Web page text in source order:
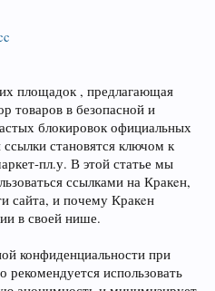
площадок , предлагающая
товаров в безопасной и
блокировок официальных
ссылки становятся ключом к
В этой статье мы
ссылками на Кракeн,
сайта, и почему Кракeн
в своей нише.
конфиденциальности при
рекомендуется использовать